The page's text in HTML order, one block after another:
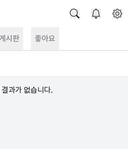
시판 좋아요
과가 없습니다.